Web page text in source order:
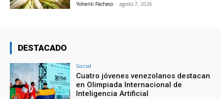
Yohenli Pacheco - agosto 7, 2026
DESTACADO
Social
Cuatro jóvenes venezolanos destacan
en Olimpiada Internacional de
Inteligencia Artificial